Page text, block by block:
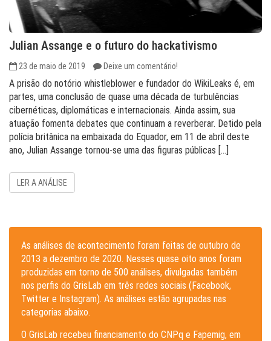
Julian Assange e o futuro do hackativismo
23 de maio de 2019 Deixe um comentário!
A prisão do notório whistleblower e fundador do WikiLeaks é, em
partes, uma conclusão de quase uma década de turbulências
cibernéticas, diplomáticas e internacionais. Ainda assim, sua
atuação fomenta debates que continuam a reverberar. Detido pela
polícia britânica na embaixada do Equador, em 11 de abril deste
ano, Julian Assange tornou-se uma das figuras públicas […]
LER A ANÁLISE
As análises de acontecimento foram feitas de outubro de
2013 a dezembro de 2020. Nesses quase oito anos foram
produzidas em torno de 500 análises, divulgadas também
nos perfis do GrisLab em três redes sociais (Facebook,
Twitter e Instagram). As análises estão agrupadas nas
categorias abaixo.
O GrisLab recebeu financiamento do CNPq e Fapemig, em